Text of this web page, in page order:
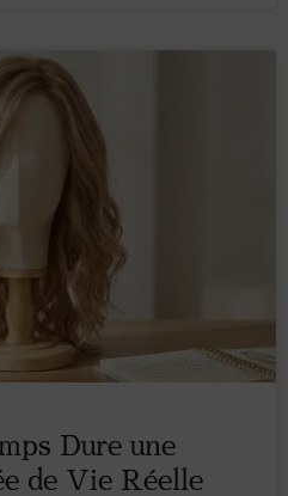
Dure une
de Vie Réelle